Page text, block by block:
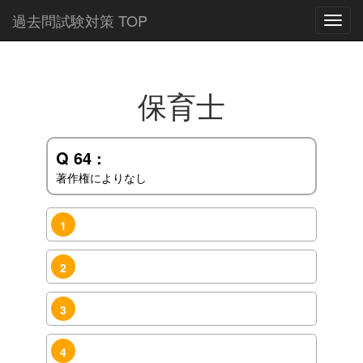
過去問試験対策 TOP
保育士
Q 64 :
著作権によりなし
1
2
3
4